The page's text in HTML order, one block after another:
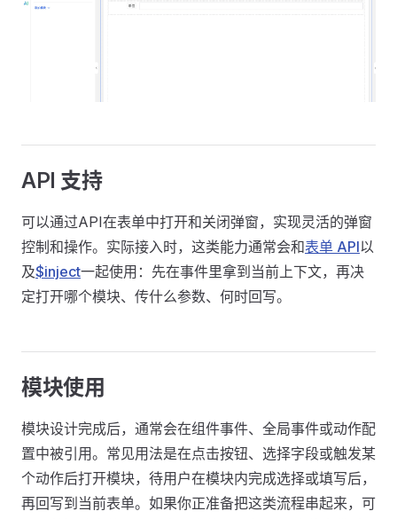
API 支持
可以通过API在表单中打开和关闭弹窗，实现灵活的弹窗
控制和操作。实际接入时，这类能力通常会和表单 API以
及$inject一起使用：先在事件里拿到当前上下文，再决
定打开哪个模块、传什么参数、何时回写。
模块使用
模块设计完成后，通常会在组件事件、全局事件或动作配
置中被引用。常见用法是在点击按钮、选择字段或触发某
个动作后打开模块，待用户在模块内完成选择或填写后，
再回写到当前表单。如果你正准备把这类流程串起来，可